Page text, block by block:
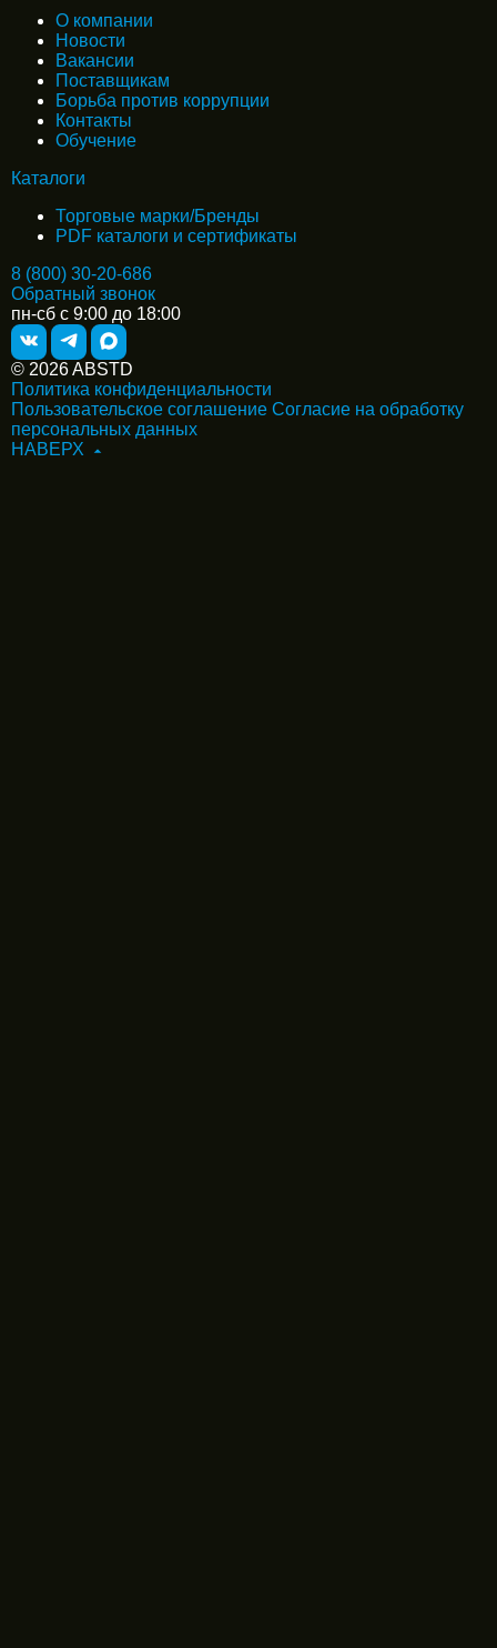
О компании
Новости
Вакансии
Поставщикам
Борьба против коррупции
Контакты
Обучение
Каталоги
Торговые марки/Бренды
PDF каталоги и сертификаты
8 (800) 30-20-686
Обратный звонок
пн-сб с 9:00 до 18:00
© 2026 ABSTD
Политика конфиденциальности
Пользовательское соглашение Согласие на обработку
персональных данных
НАВЕРХ